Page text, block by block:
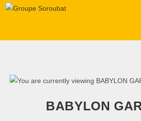
BABYLON